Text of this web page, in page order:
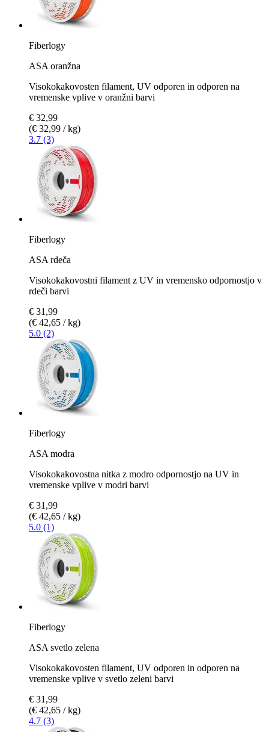
Fiberlogy
ASA oranžna
Visokokakovosten filament, UV odporen in odporen na
vremenske vplive v oranžni barvi
€ 32,99
(€ 32,99 / kg)
3.7 (3)
Fiberlogy
ASA rdeča
Visokokakovostni filament z UV in vremensko odpornostjo v
rdeči barvi
€ 31,99
(€ 42,65 / kg)
5.0 (2)
Fiberlogy
ASA modra
Visokokakovostna nitka z modro odpornostjo na UV in
vremenske vplive v modri barvi
€ 31,99
(€ 42,65 / kg)
5.0 (1)
Fiberlogy
ASA svetlo zelena
Visokokakovosten filament, UV odporen in odporen na
vremenske vplive v svetlo zeleni barvi
€ 31,99
(€ 42,65 / kg)
4.7 (3)